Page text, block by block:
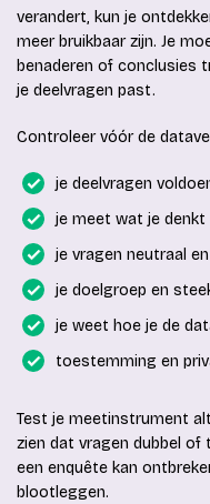
verandert, kun je
meer bruikbaar zijn. Je
benaderen of conclusies
je deelvragen past.
Controleer vóór de
je deelvragen
je meet wat je denkt
je vragen neutraal
je doelgroep en
je weet hoe je de
toestemming en
Test je meetinstrument
zien dat vragen dubbel of
een enquête kan
blootleggen.